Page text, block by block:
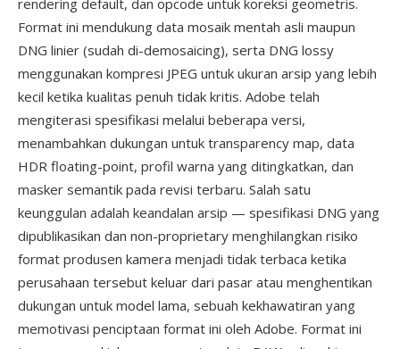
rendering default, dan opcode untuk koreksi geometris.
Format ini mendukung data mosaik mentah asli maupun
DNG linier (sudah di-demosaicing), serta DNG lossy
menggunakan kompresi JPEG untuk ukuran arsip yang lebih
kecil ketika kualitas penuh tidak kritis. Adobe telah
mengiterasi spesifikasi melalui beberapa versi,
menambahkan dukungan untuk transparency map, data
HDR floating-point, profil warna yang ditingkatkan, dan
masker semantik pada revisi terbaru. Salah satu
keunggulan adalah keandalan arsip — spesifikasi DNG yang
dipublikasikan dan non-proprietary menghilangkan risiko
format produsen kamera menjadi tidak terbaca ketika
perusahaan tersebut keluar dari pasar atau menghentikan
dukungan untuk model lama, sebuah kekhawatiran yang
memotivasi penciptaan format ini oleh Adobe. Format ini